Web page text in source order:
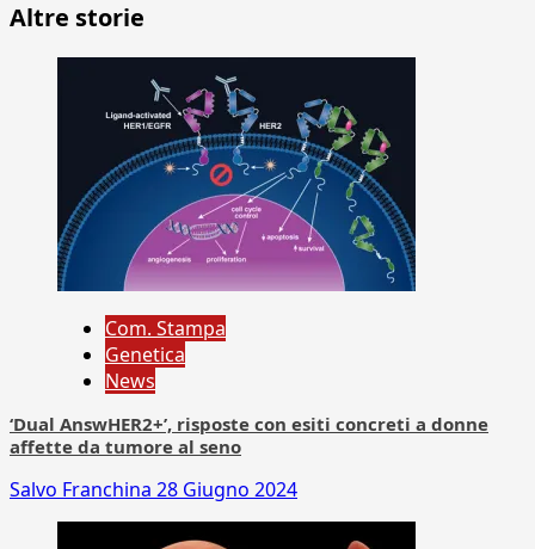
Altre storie
Com. Stampa
Genetica
News
‘Dual AnswHER2+’, risposte con esiti concreti a donne
affette da tumore al seno
Salvo Franchina 28 Giugno 2024